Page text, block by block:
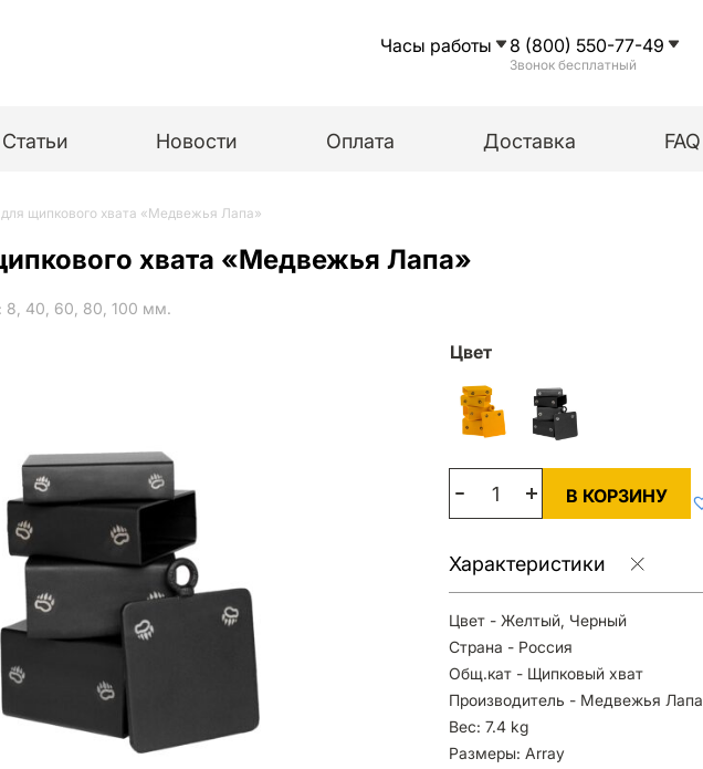
Часы работы 8 (800) 550-77-49
Звонок бесплатный
Статьи Новости Оплата Доставка FAQ
щипкового хвата «Медвежья Лапа»
хвата «Медвежья Лапа»
8, 40, 60, 80, 100 мм.
Цвет
В КОРЗИНУ
Характеристики
Цвет - Желтый, Черный
Страна - Россия
Общ.кат - Щипковый хват
Производитель - Медвежья Лапа
Вес: 7.4 kg
Размеры: Array